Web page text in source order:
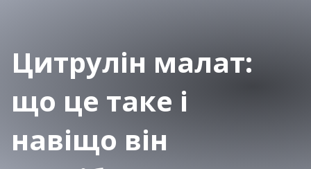
Цитрулін малат:
що це таке і
навіщо він